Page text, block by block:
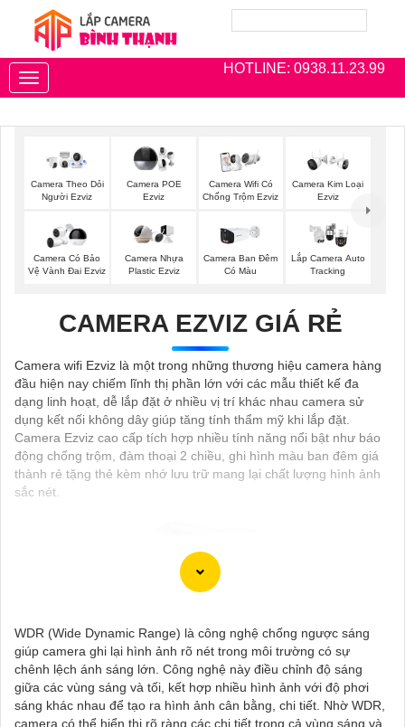
HOTLINE: 0938.11.23.99
Toggle
navigation
Camera Theo Dỏi
Người Ezviz
Camera POE
Ezviz
Camera Wifi Có
Chống Trộm Ezviz
Camera Kim Loại
Ezviz
Camera Có Bảo
Vệ Vành Đai Ezviz
Camera Nhựa
Plastic Ezviz
Camera Ban Đêm
Có Màu
Lắp Camera Auto
Tracking
CAMERA EZVIZ GIÁ RẺ
Camera wifi Ezviz là một trong những thương hiệu camera hàng
đầu hiện nay chiếm lĩnh thị phần lớn với các mẫu thiết kế đa
dạng linh hoạt, dễ lắp đặt ở nhiều vị trí khác nhau camera sử
dụng kết nối không dây giúp tăng tính thẩm mỹ khi lắp đặt.
Camera Ezviz cao cấp tích hợp nhiều tính năng nổi bật như báo
động chống trộm, đàm thoại 2 chiều, ghi hình màu ban đêm giá
thành rẻ tặng thẻ kèm nhớ lưu trữ mang lại chất lượng hình ảnh
sắc nét.
'
WDR (Wide Dynamic Range) là công nghệ chống ngược sáng
giúp camera ghi lại hình ảnh rõ nét trong môi trường có sự
chênh lệch ánh sáng lớn. Công nghệ này điều chỉnh độ sáng
giữa các vùng sáng và tối, kết hợp nhiều hình ảnh với độ phơi
sáng khác nhau để tạo ra hình ảnh cân bằng, chi tiết. Nhờ WDR,
camera có thể hiển thị rõ ràng các chi tiết trong cả vùng sáng và